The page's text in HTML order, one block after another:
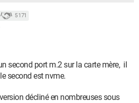
5 171
second port m.2 sur la carte mère, il
second est nvme.
décliné en nombreuses sous